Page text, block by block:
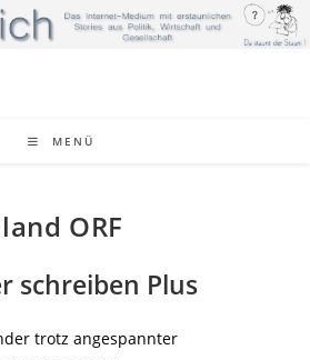
MENÜ
ORF
schreiben Plus
trotz angespannter